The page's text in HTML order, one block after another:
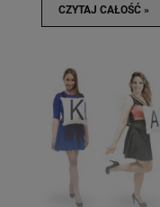
CZYTAJ CAŁOŚĆ »